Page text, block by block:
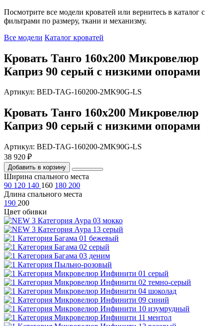
Посмотрите все модели кроватей или вернитесь в каталог с
фильтрами по размеру, ткани и механизму.
Все модели Каталог кроватей
Кровать Танго 160х200 Микровелюр
Каприз 90 серый с низкими опорами
Артикул: BED-TAG-160200-2MK90G-LS
Кровать Танго 160х200 Микровелюр
Каприз 90 серый с низкими опорами
Артикул: BED-TAG-160200-2MK90G-LS
38 920 ₽
Добавить в корзину
Ширина спального места
90 120 140 160 180 200
Длина спального места
190 200
Цвет обивки